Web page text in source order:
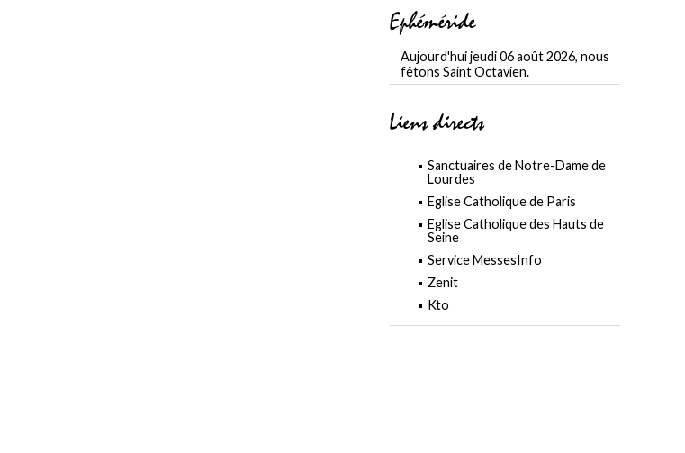
Ephéméride
Aujourd'hui jeudi 06 août 2026, nous
fêtons Saint Octavien.
Liens directs
Sanctuaires de Notre-Dame de
Lourdes
Eglise Catholique de Paris
Eglise Catholique des Hauts de
Seine
Service MessesInfo
Zenit
Kto